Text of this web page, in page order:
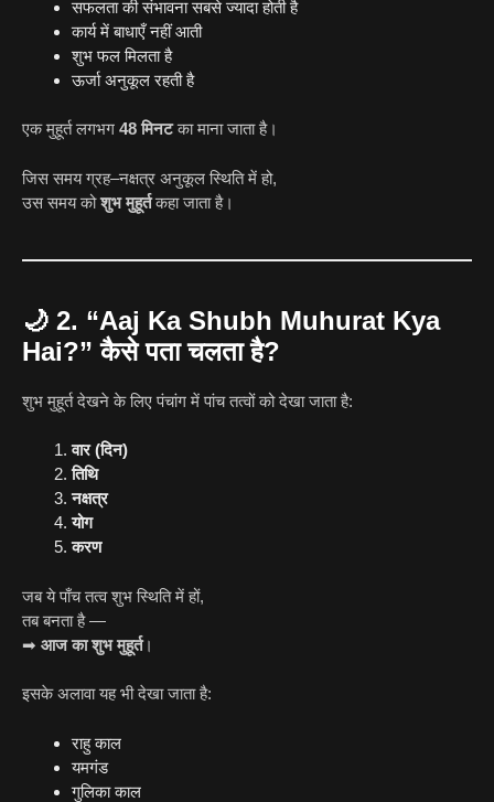
सफलता की संभावना सबसे ज्यादा होती है
कार्य में बाधाएँ नहीं आती
शुभ फल मिलता है
ऊर्जा अनुकूल रहती है
एक मुहूर्त लगभग 48 मिनटका माना जाता है।
जिस समय ग्रह–नक्षत्र अनुकूल स्थिति में हो,
उस समय कोशुभ मुहूर्तकहा जाता है।
🌙 2. “Aaj Ka Shubh Muhurat Kya
Hai?” कैसे पता चलता है?
शुभ मुहूर्त देखने के लिए पंचांग में पांच तत्वों को देखा जाता है:
वार (दिन)
तिथि
नक्षत्र
योग
करण
जब ये पाँच तत्व शुभ स्थिति में हों,
तब बनता है —
➡ आज का शुभ मुहूर्त।
इसके अलावा यह भी देखा जाता है:
राहु काल
यमगंड
गुलिका काल